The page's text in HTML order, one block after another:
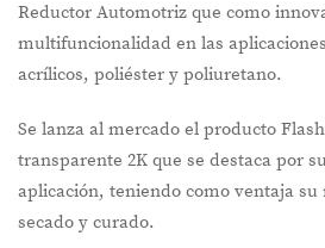
Reductor Automotriz que como
multifuncionalidad en las
acrílicos, poliéster y poliuretano.
Se lanza al mercado el producto
transparente 2K que se destaca por
aplicación, teniendo como ventaja
secado y curado.